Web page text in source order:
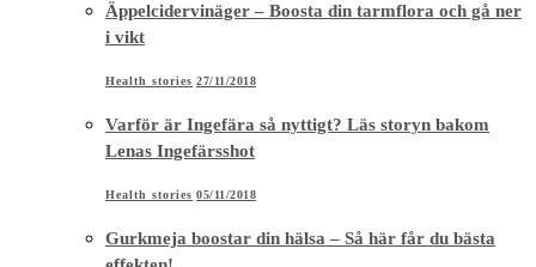
Äppelcidervinäger – Boosta din tarmflora och gå ner
i vikt
Health stories 27/11/2018
Varför är Ingefära så nyttigt? Läs storyn bakom
Lenas Ingefärsshot
Health stories 05/11/2018
Gurkmeja boostar din hälsa – Så här får du bästa